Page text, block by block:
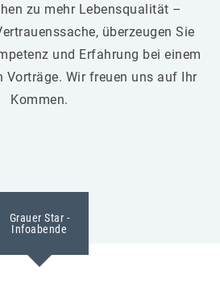
zu mehr Lebensqualität –
überzeugen Sie
und Erfahrung bei einem
Vorträge. Wir freuen uns auf Ihr
Kommen.
Grauer Star -
Infoabende